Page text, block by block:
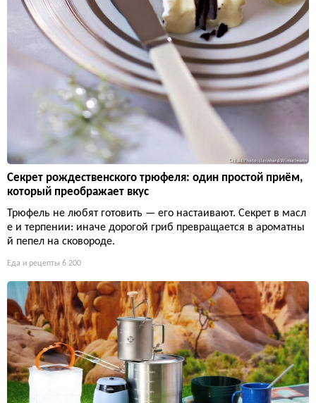
Секрет рождественского трюфеля: один простой приём,
который преображает вкус
Трюфель не любят готовить — его настаивают. Секрет в масл
е и терпении: иначе дорогой гриб превращается в ароматны
й пепел на сковороде.
Еда и рецепты 6 200